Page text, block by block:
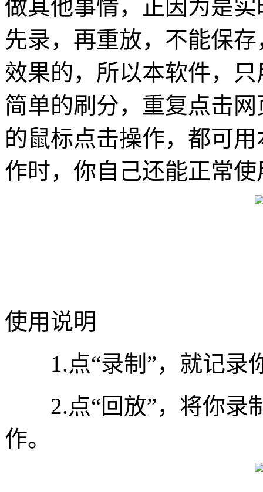
做其他事情，正因为是
先录，再重放，不能保
效果的，所以本软件，
简单的刷分，重复点击
的鼠标点击操作，都可
作时，你自己还能正常
使用说明
1.点“录制”，就记录
2.点“回放”，将你录
作。